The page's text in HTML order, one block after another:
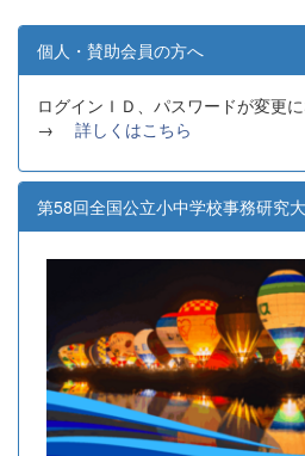
個人・賛助会員の方へ
ログインＩＤ、パスワードが変更に
→ 詳しくはこちら
第58回全国公立小中学校事務研究